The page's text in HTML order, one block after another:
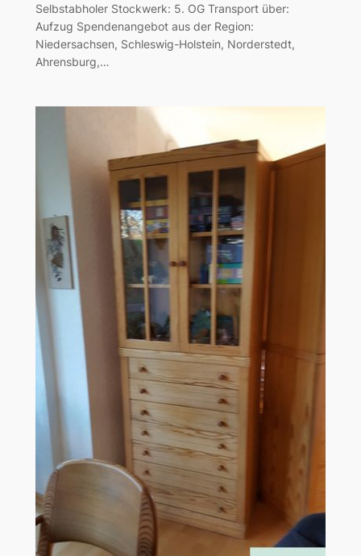
Selbstabholer Stockwerk: 5. OG Transport über:
Aufzug Spendenangebot aus der Region:
Niedersachsen, Schleswig-Holstein, Norderstedt,
Ahrensburg,…